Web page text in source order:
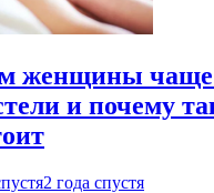
женщины чаще
и почему
2 года спустя